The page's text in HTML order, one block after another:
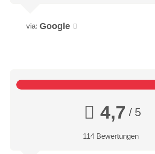
via: Google
4,7 / 5
114 Bewertungen